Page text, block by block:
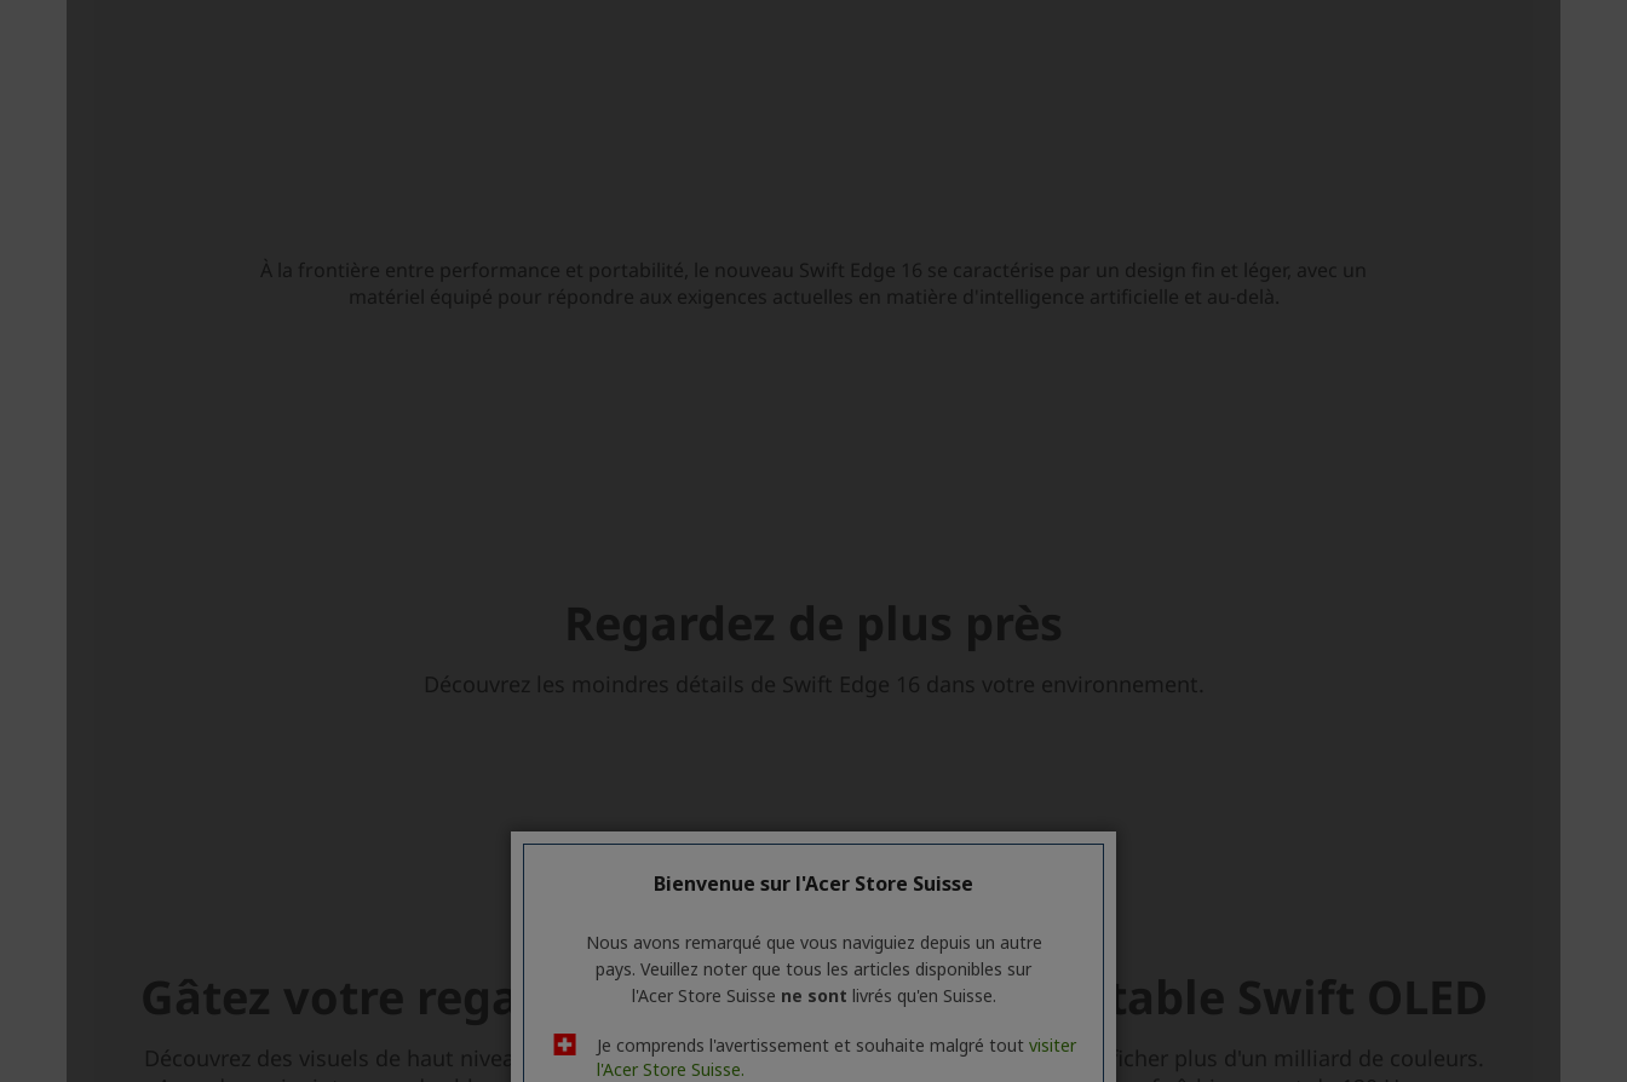
Bienvenue sur l'Acer Store Suisse
Nous avons remarqué que vous naviguiez depuis un autre
pays. Veuillez noter que tous les articles disponibles sur
l'Acer Store Suisse ne sont livrés qu'en Suisse.
Je comprends l'avertissement et souhaite malgré tout visiter
l'Acer Store Suisse.